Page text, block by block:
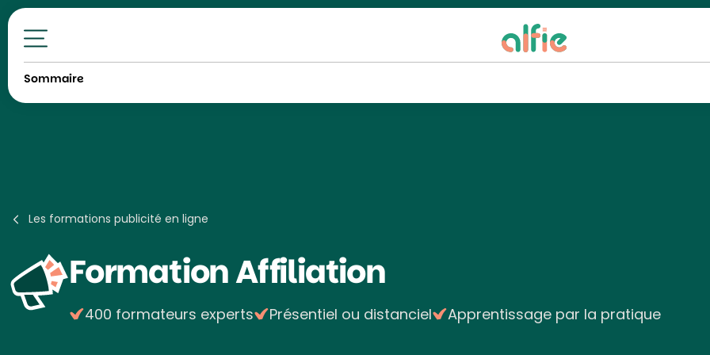
Toutes nos formations
Sommaire
Les formations publicité en ligne
FormationAffiliation
400 formateurs experts Présentiel ou distanciel Apprentissage par la pratique